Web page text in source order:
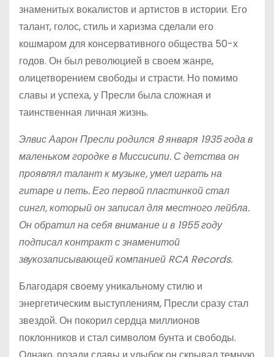
знаменитых вокалистов и артистов в истории. Его
талант, голос, стиль и харизма сделали его
кошмаром для консервативного общества 50-х
годов. Он был революцией в своем жанре,
олицетворением свободы и страсти. Но помимо
славы и успеха, у Пресли была сложная и
таинственная личная жизнь.
Элвис Аарон Пресли родился 8 января 1935 года в
маленьком городке в Миссисипи. С детства он
проявлял талант к музыке, умел играть на
гитаре и петь. Его первой пластинкой стал
сингл, который он записал для местного лейбла.
Он обратил на себя внимание и в 1955 году
подписал контракт с знаменитой
звукозаписывающей компанией RCA Records.
Благодаря своему уникальному стилю и
энергетическим выступлениям, Пресли сразу стал
звездой. Он покорил сердца миллионов
поклонников и стал символом бунта и свободы.